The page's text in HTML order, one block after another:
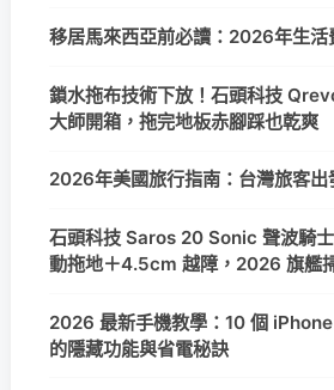
移居馬來西亞前必讀：2026年生活
鎖水拖布技術下放！石頭科技
大師開箱，拖完地板赤腳踩也乾爽
2026年美國旅行指南：台灣旅客出
石頭科技 Saros 20 Sonic 聲波騎
動拖地＋4.5cm 越障，2026 旗艦
2026 最新手機教學：10 個
的隱藏功能與省電秘訣